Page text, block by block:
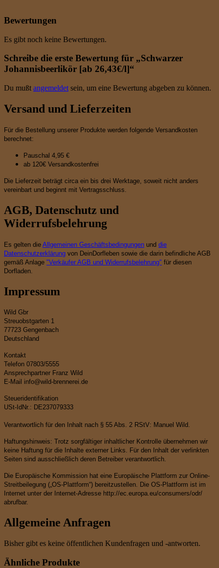
Bewertungen
Es gibt noch keine Bewertungen.
Schreibe die erste Bewertung für „Schwarzer
Johannisbeerlikör [ab 26,43€/l]“
Du mußt angemeldet sein, um eine Bewertung abgeben zu können.
Versand und Lieferzeiten
Für die Bestellung unserer Produkte werden folgende Versandkosten
berechnet:
Pauschal 4,95 €
ab 120€ Versandkostenfrei
Die Lieferzeit beträgt circa ein bis drei Werktage, soweit nicht anders
vereinbart und beginnt mit Vertragsschluss.
AGB, Datenschutz und
Widerrufsbelehrung
Es gelten die Allgemeinen Geschäftsbedingungen und die
Datenschutzerklärung von DeinDorfleben sowie die darin befindliche AGB
gemäß Anlage "Verkäufer AGB und Widerrufsbelehrung" für diesen
Dorfladen.
Impressum
Wild Gbr
Streuobstgarten 1
77723 Gengenbach
Deutschland
Kontakt
Telefon 07803/5555
Ansprechpartner Franz Wild
E-Mail info@wild-brennerei.de
Steueridentifikation
USt-IdNr.: DE237079333
Verantwortlich für den Inhalt nach § 55 Abs. 2 RStV: Manuel Wild.
Haftungshinweis: Trotz sorgfältiger inhaltlicher Kontrolle übernehmen wir
keine Haftung für die Inhalte externer Links. Für den Inhalt der verlinkten
Seiten sind ausschließlich deren Betreiber verantwortlich.
Die Europäische Kommission hat eine Europäische Plattform zur Online-
Streitbeilegung („OS-Plattform“) bereitzustellen. Die OS-Plattform ist im
Internet unter der Internet-Adresse http://ec.europa.eu/consumers/odr/
abrufbar.
Allgemeine Anfragen
Bisher gibt es keine öffentlichen Kundenfragen und -antworten.
Ähnliche Produkte